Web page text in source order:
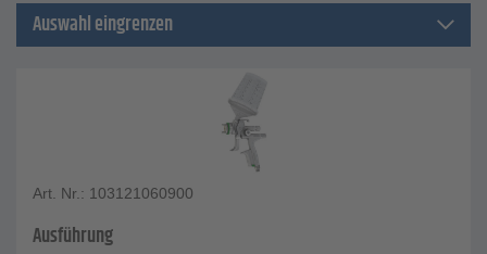
Auswahl eingrenzen
Art. Nr.: 103121060900
Ausführung